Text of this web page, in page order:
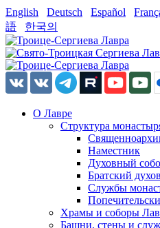
English Deutsch Español
語
한국의
О Лавре
Структура
Наместник
Духовный
Братский
Службы
Храмы и соборы
Башни, стены и